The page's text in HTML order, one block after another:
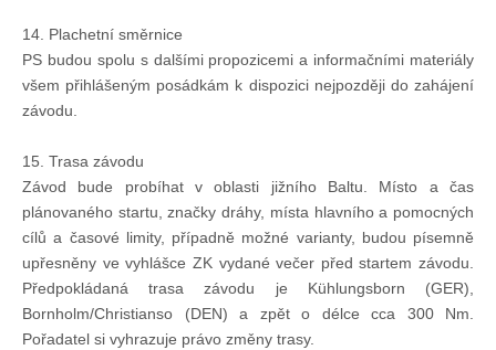
14. Plachetní směrnice
PS budou spolu s dalšími propozicemi a informačními materiály
všem přihlášeným posádkám k dispozici nejpozději do zahájení
závodu.
15. Trasa závodu
Závod bude probíhat v oblasti jižního Baltu. Místo a čas
plánovaného startu, značky dráhy, místa hlavního a pomocných
cílů a časové limity, případně možné varianty, budou písemně
upřesněny ve vyhlášce ZK vydané večer před startem závodu.
Předpokládaná trasa závodu je Kühlungsborn (GER),
Bornholm/Christianso (DEN) a zpět o délce cca 300 Nm.
Pořadatel si vyhrazuje právo změny trasy.